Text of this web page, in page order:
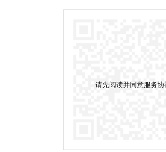
请先阅读并同意服务协